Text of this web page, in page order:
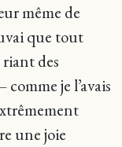
même de
que tout
des
je l’avais
une joie